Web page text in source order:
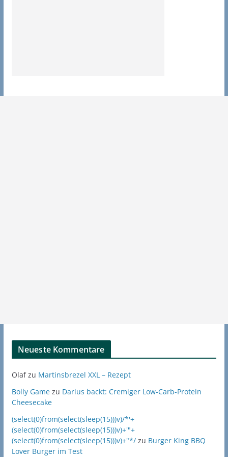
Neueste Kommentare
Olafzu Martinsbrezel XXL – Rezept
Bolly Gamezu Darius backt: Cremiger Low-Carb-Protein
Cheesecake
(select(0)from(select(sleep(15)))v)/*'+
(select(0)from(select(sleep(15)))v)+'"+
(select(0)from(select(sleep(15)))v)+"*/zu Burger King BBQ
Lover Burger im Test